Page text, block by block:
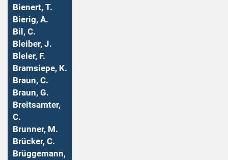
Bienert, T.
Bierig, A.
Bil, C.
Bleiber, J.
Bleier, F.
Bramsiepe, K.
Braun, C.
Braun, G.
Breitsamter,
C.
Brunner, M.
Brücker, C.
Brüggemann,